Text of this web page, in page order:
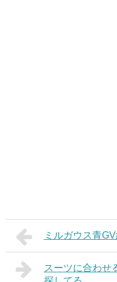
ミルガウス青
スーツに合わせ